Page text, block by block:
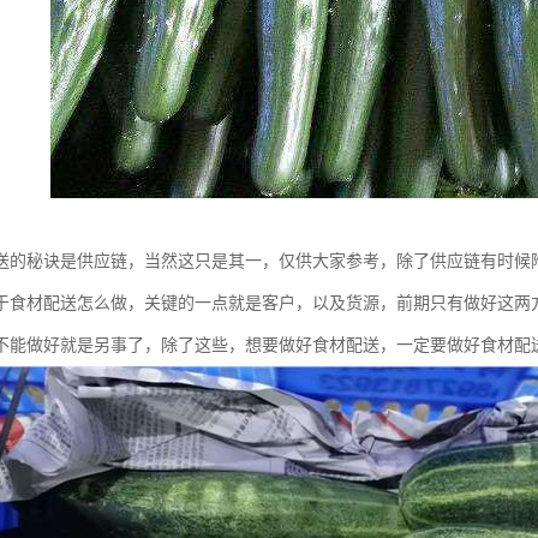
的秘诀是供应链，当然这只是其一，仅供大家参考，除了供应链有时
食材配送怎么做，关键的一点就是客户，以及货源，前期只有做好这
能做好就是另事了，除了这些，想要做好食材配送，一定要做好食材配